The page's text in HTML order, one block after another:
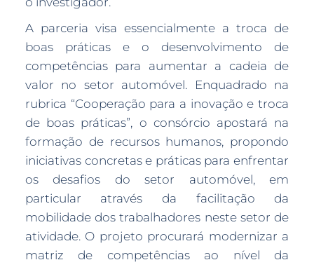
A parceria visa essencialmente a troca de
boas práticas e o desenvolvimento de
competências para aumentar a cadeia de
valor no setor automóvel. Enquadrado na
rubrica “Cooperação para a inovação e troca
de boas práticas”, o consórcio apostará na
formação de recursos humanos, propondo
iniciativas concretas e práticas para enfrentar
os desafios do setor automóvel, em
particular através da facilitação da
mobilidade dos trabalhadores neste setor de
atividade. O projeto procurará modernizar a
matriz de competências ao nível da